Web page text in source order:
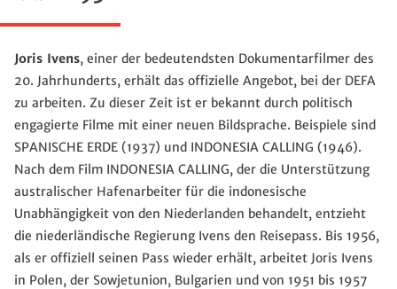
Joris Ivens, einer der bedeutendsten Dokumentarfilmer des
20. Jahrhunderts, erhält das offizielle Angebot, bei der DEFA
zu arbeiten. Zu dieser Zeit ist er bekannt durch politisch
engagierte Filme mit einer neuen Bildsprache. Beispiele sind
SPANISCHE ERDE (1937) und INDONESIA CALLING (1946).
Nach dem Film INDONESIA CALLING, der die Unterstützung
australischer Hafenarbeiter für die indonesische
Unabhängigkeit von den Niederlanden behandelt, entzieht
die niederländische Regierung Ivens den Reisepass. Bis 1956,
als er offiziell seinen Pass wieder erhält, arbeitet Joris Ivens
in Polen, der Sowjetunion, Bulgarien und von 1951 bis 1957